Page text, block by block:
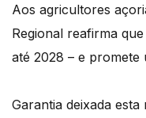
Aos agricultores
Regional reafirma
até 2028 – e promete
Garantia deixada